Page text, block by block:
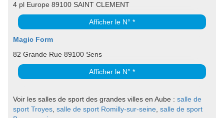
4 pl Europe 89100 SAINT CLEMENT
Afficher le N° *
Magic Form
82 Grande Rue 89100 Sens
Afficher le N° *
Voir les salles de sport des grandes villes en Aube : salle de
sport Troyes salle de sport Romilly-sur-seine salle de sport